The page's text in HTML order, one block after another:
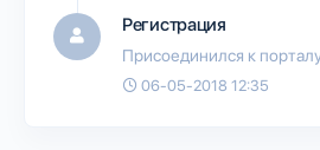
Регистрация
Присоединился к
06-05-2018 12:35